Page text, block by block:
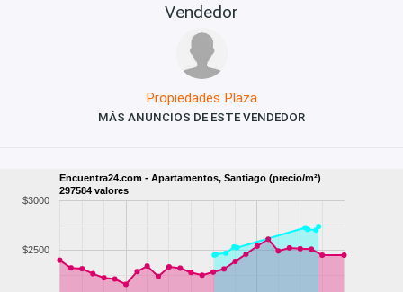
Vendedor
Propiedades Plaza
MÁS ANUNCIOS DE ESTE VENDEDOR
Encuentra24.com - Apartamentos, Santiago (precio/m²)
297584 valores
$2500
$3000